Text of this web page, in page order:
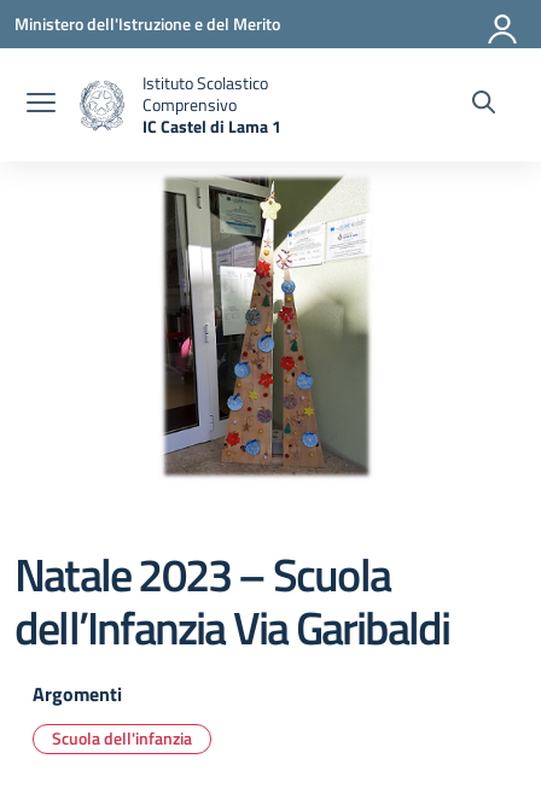
Vai ai contenuti
Vai al menu di navigazione
Vai al footer
Ministero dell'Istruzione e del Merito
Istituto Scolastico
Comprensivo
IC Castel di Lama 1
Natale 2023 – Scuola
dell’Infanzia Via Garibaldi
Argomenti
Scuola dell'infanzia